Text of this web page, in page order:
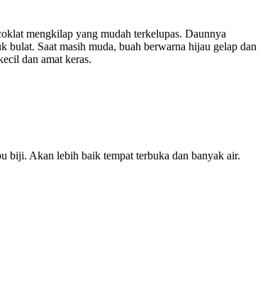
mengkilap yang mudah terkelupas. Daunnya
Saat masih muda, buah berwarna hijau gelap dan
dan amat keras.
biji. Akan lebih baik tempat terbuka dan banyak air.